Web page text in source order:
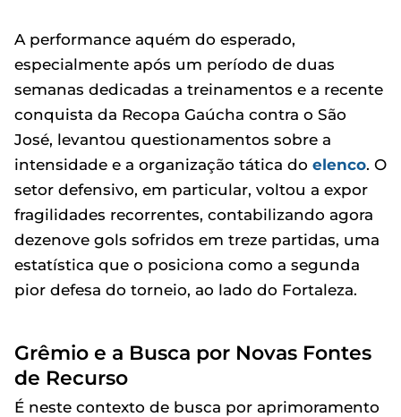
A performance aquém do esperado,
especialmente após um período de duas
semanas dedicadas a treinamentos e a recente
conquista da Recopa Gaúcha contra o São
José, levantou questionamentos sobre a
intensidade e a organização tática do elenco. O
setor defensivo, em particular, voltou a expor
fragilidades recorrentes, contabilizando agora
dezenove gols sofridos em treze partidas, uma
estatística que o posiciona como a segunda
pior defesa do torneio, ao lado do Fortaleza.
Grêmio e a Busca por Novas Fontes
de Recurso
É neste contexto de busca por aprimoramento